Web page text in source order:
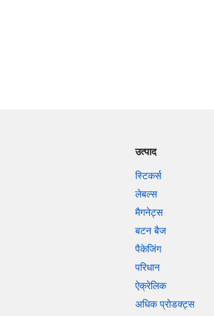
उत्पाद
स्टिकर्स
लेबल्स
मैगनेट्स
बटन बैज
पैकेजिंग
परिधान
ऐक्रेलिक
अधिक प्रोडक्ट्स